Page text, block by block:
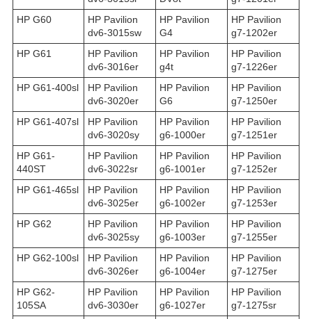
HP G60
HP Pavilion
dv6-3015sw
HP Pavilion
G4
HP Pavilion
g7-1202er
HP G61
HP Pavilion
dv6-3016er
HP Pavilion
g4t
HP Pavilion
g7-1226er
HP G61-400sl
HP Pavilion
dv6-3020er
HP Pavilion
G6
HP Pavilion
g7-1250er
HP G61-407sl
HP Pavilion
dv6-3020sy
HP Pavilion
g6-1000er
HP Pavilion
g7-1251er
HP G61-
440ST
HP Pavilion
dv6-3022sr
HP Pavilion
g6-1001er
HP Pavilion
g7-1252er
HP G61-465sl
HP Pavilion
dv6-3025er
HP Pavilion
g6-1002er
HP Pavilion
g7-1253er
HP G62
HP Pavilion
dv6-3025sy
HP Pavilion
g6-1003er
HP Pavilion
g7-1255er
HP G62-100sl
HP Pavilion
dv6-3026er
HP Pavilion
g6-1004er
HP Pavilion
g7-1275er
HP G62-
105SA
HP Pavilion
dv6-3030er
HP Pavilion
g6-1027er
HP Pavilion
g7-1275sr